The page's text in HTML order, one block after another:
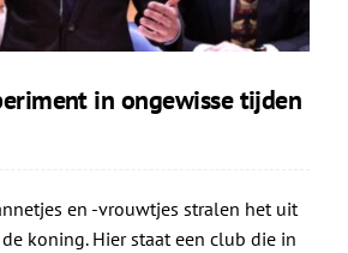
in ongewisse tijden
en -vrouwtjes stralen het uit
koning. Hier staat een club die in